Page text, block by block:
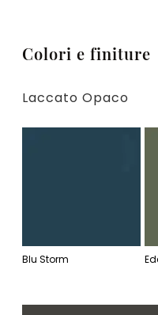
Colori e finiture
Laccato Opaco
Blu Storm